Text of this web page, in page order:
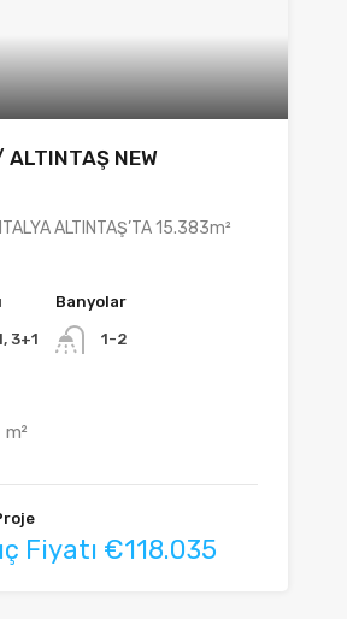
ALTINTAŞ NEW
ALTINTAŞ’TA 15.383m²
3+1
Banyolar
1-2
m²
Fiyatı €118.035